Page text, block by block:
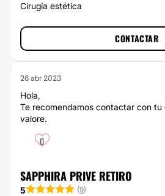
Cirugía estética
CONTACTAR
26 abr 2023
Hola,
Te recomendamos contactar con tu
valore.
0
SAPPHIRA PRIVE RETIRO
5 (9)